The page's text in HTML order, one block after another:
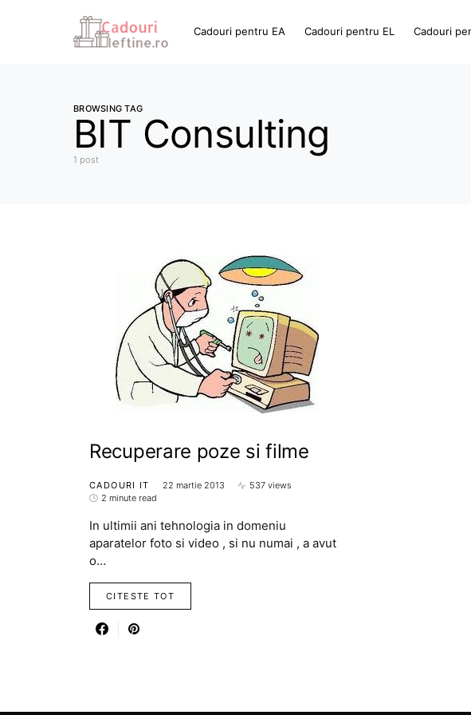
Cadouri pentru EA Cadouri pentru EL Cadouri
BROWSING TAG
BIT Consulting
1 post
Recuperare poze si filme
CADOURI IT 22 martie 2013
537 views
2 minute read
In ultimii ani tehnologia in domeniu
aparatelor foto si video , si nu numai , a avut
o…
CITESTE TOT